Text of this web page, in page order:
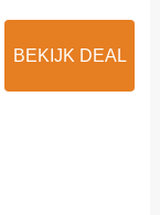
BEKIJK DEAL